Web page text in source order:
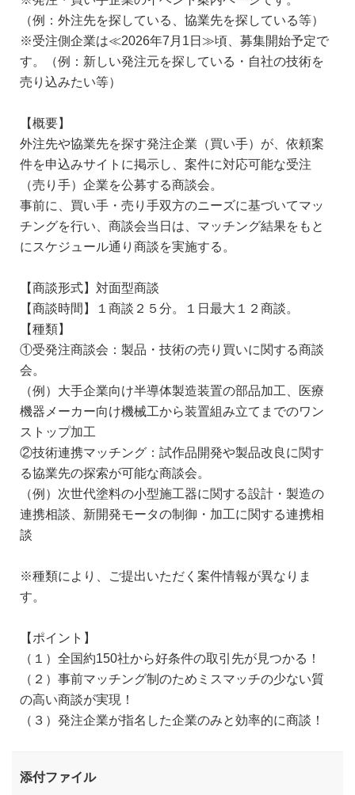
（例：外注先を探している、協業先を探している等）
※受注側企業は≪2026年7月1日≫頃、募集開始予定で
す。（例：新しい発注元を探している・自社の技術を
売り込みたい等）
【概要】
外注先や協業先を探す発注企業（買い手）が、依頼案
件を申込みサイトに掲示し、案件に対応可能な受注
（売り手）企業を公募する商談会。
事前に、買い手・売り手双方のニーズに基づいてマッ
チングを行い、商談会当日は、マッチング結果をもと
にスケジュール通り商談を実施する。
【商談形式】対面型商談
【商談時間】１商談２５分。１日最大１２商談。
【種類】
①受発注商談会：製品・技術の売り買いに関する商談
会。
（例）大手企業向け半導体製造装置の部品加工、医療
機器メーカー向け機械工から装置組み立てまでのワン
ストップ加工
②技術連携マッチング：試作品開発や製品改良に関す
る協業先の探索が可能な商談会。
（例）次世代塗料の小型施工器に関する設計・製造の
連携相談、新開発モータの制御・加工に関する連携相
談
※種類により、ご提出いただく案件情報が異なりま
す。
【ポイント】
（１）全国約150社から好条件の取引先が見つかる！
（２）事前マッチング制のためミスマッチの少ない質
の高い商談が実現！
（３）発注企業が指名した企業のみと効率的に商談！
添付ファイル